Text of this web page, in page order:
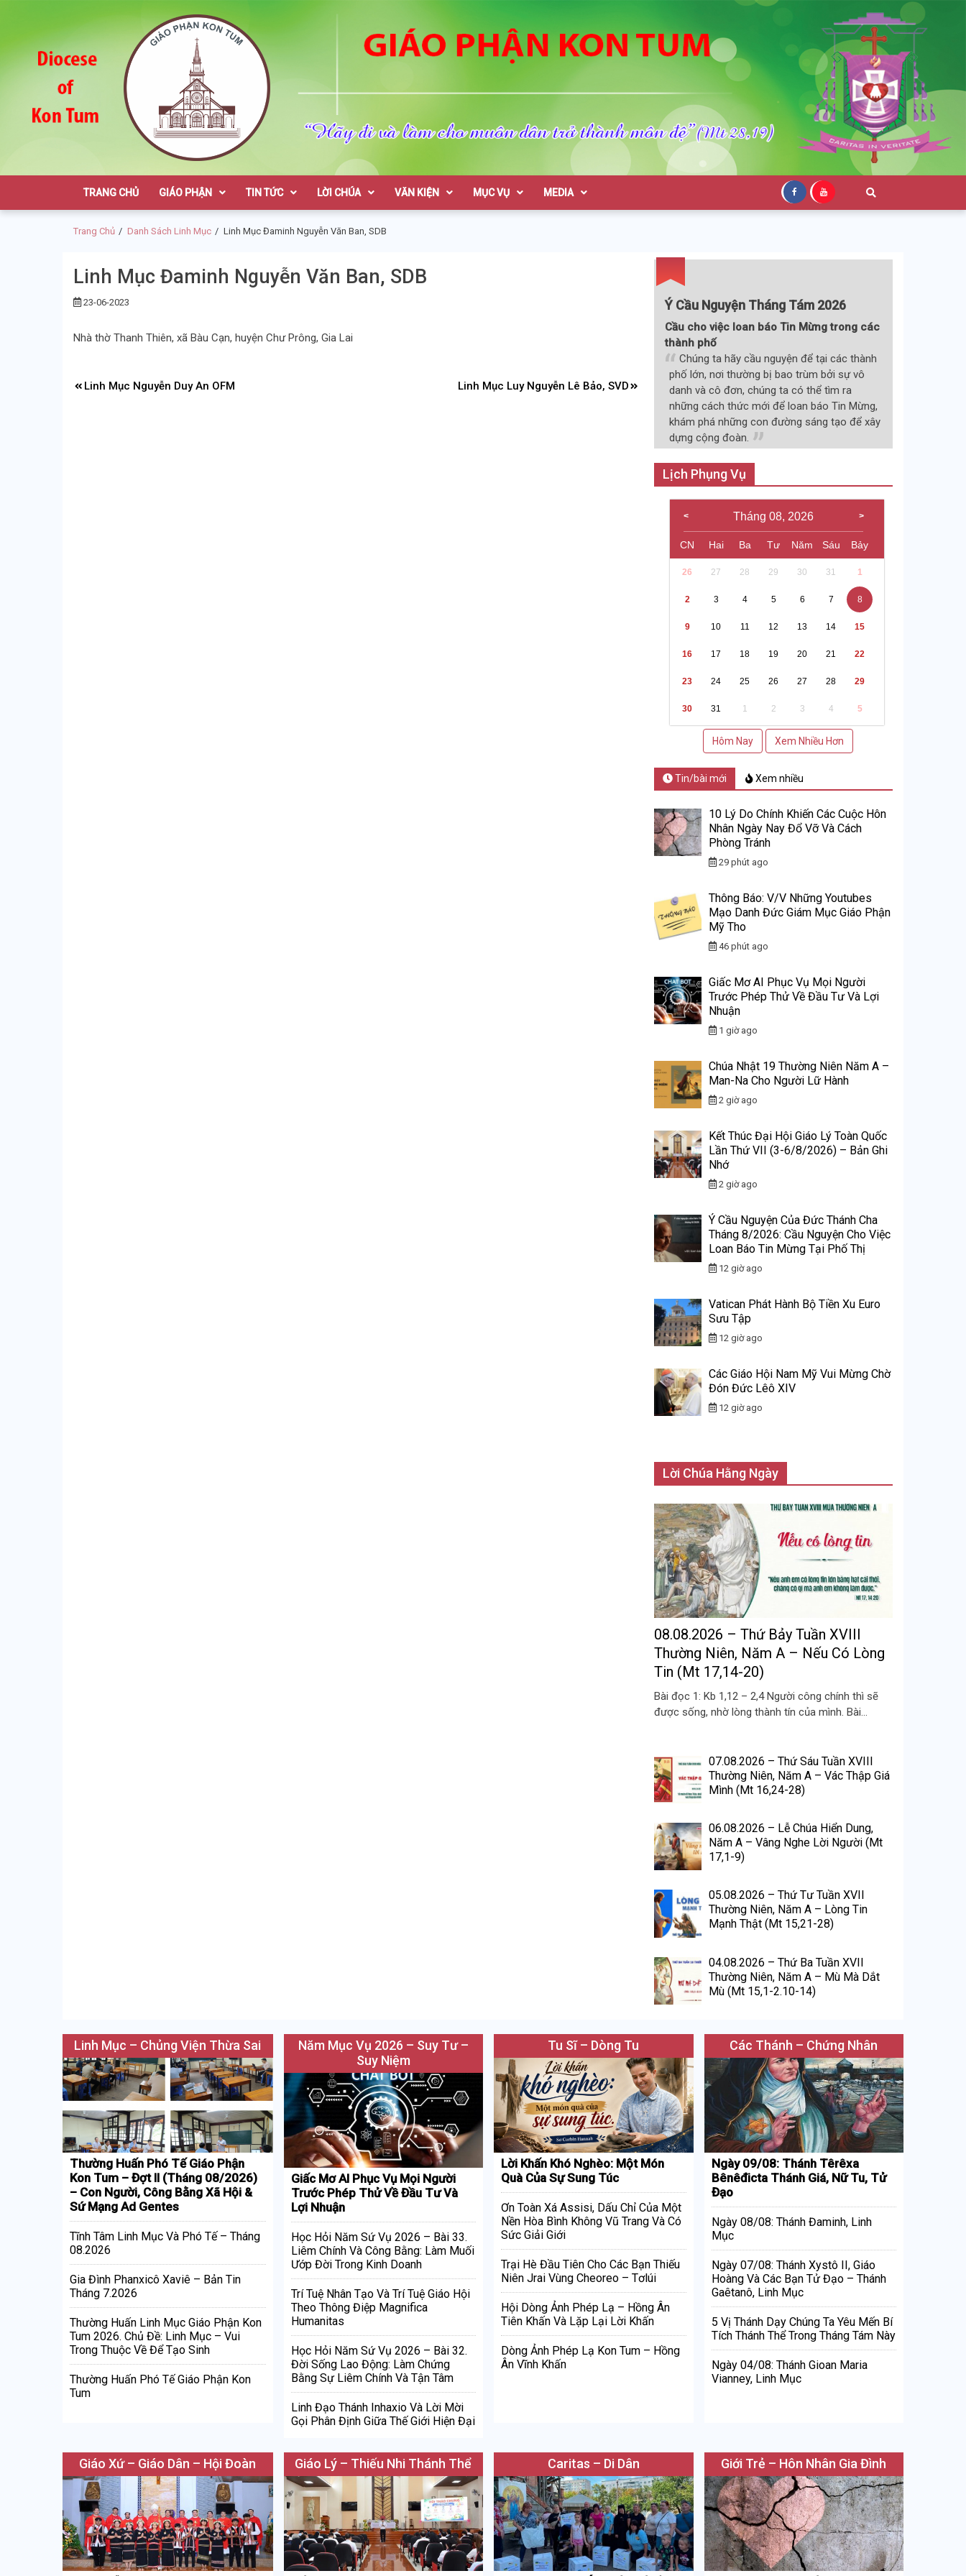
Giáo Phận Kon Tum
TRANG CHỦ GIÁO PHẬN TIN TỨC LỜI CHÚA VĂN KIỆN MỤC VỤ MEDIA
Trang Chủ Danh Sách Linh Mục Linh Mục Đaminh Nguyễn Văn Ban, SDB
Linh Mục Đaminh Nguyễn Văn Ban, SDB
23-06-2023
Nhà thờ Thanh Thiên, xã Bàu Cạn, huyện Chư Prông, Gia Lai
Điều
Linh Mục Nguyễn Duy An OFM Linh Mục Luy Nguyễn Lê Bảo, SVD
Ý Cầu Nguyện Tháng Tám 2026
Cầu cho việc loan báo Tin Mừng trong các
thành phố
Chúng ta hãy cầu nguyện để tại các thành
phố lớn, nơi thường bị bao trùm bởi sự vô
danh và cô đơn, chúng ta có thể tìm ra
những cách thức mới để loan báo Tin Mừng,
khám phá những con đường sáng tạo để xây
dựng cộng đoàn.
Lịch Phụng Vụ
Tháng 08, 2026
CN Hai Ba Tư Năm Sáu Bảy
26 27 28 29 30 31 1
2 3 4 5 6 7 8
9 10 11 12 13 14 15
16 17 18 19 20 21 22
23 24 25 26 27 28 29
30 31 1 2 3 4 5
Hôm Nay Xem Nhiều Hơn
Tin/bài mới Xem nhiều
10 Lý Do Chính Khiến Các Cuộc Hôn
Nhân Ngày Nay Đổ Vỡ Và Cách
Phòng Tránh
29 phút ago
Thông Báo: V/v Những Youtubes
Mạo Danh Đức Giám Mục Giáo Phận
Mỹ Tho
46 phút ago
Giấc Mơ AI Phục Vụ Mọi Người
Trước Phép Thử Về Đầu Tư Và Lợi
Nhuận
1 giờ ago
Chúa Nhật 19 Thường Niên Năm A –
Man-Na Cho Người Lữ Hành
2 giờ ago
Kết Thúc Đại Hội Giáo Lý Toàn Quốc
Lần Thứ VII (3-6/8/2026) – Bản Ghi
Nhớ
2 giờ ago
Ý Cầu Nguyện Của Đức Thánh Cha
Tháng 8/2026: Cầu Nguyện Cho Việc
Loan Báo Tin Mừng Tại Phố Thị
12 giờ ago
Vatican Phát Hành Bộ Tiền Xu Euro
Sưu Tập
12 giờ ago
Các Giáo Hội Nam Mỹ Vui Mừng Chờ
Đón Đức Lêô XIV
12 giờ ago
Lời Chúa Hằng Ngày
08.08.2026 – Thứ Bảy Tuần XVIII
Thường Niên, Năm A – Nếu Có Lòng
Tin (Mt 17,14-20)
Bài đọc 1: Kb 1,12 – 2,4 Người công chính thì sẽ
được sống, nhờ lòng thành tín của mình. Bài...
07.08.2026 – Thứ Sáu Tuần XVIII
Thường Niên, Năm A – Vác Thập Giá
Mình (Mt 16,24-28)
06.08.2026 – Lễ Chúa Hiển Dung,
Năm A – Vâng Nghe Lời Người (Mt
17,1-9)
05.08.2026 – Thứ Tư Tuần XVII
Thường Niên, Năm A – Lòng Tin
Mạnh Thật (Mt 15,21-28)
04.08.2026 – Thứ Ba Tuần XVII
Thường Niên, Năm A – Mù Mà Dắt
Mù (Mt 15,1-2.10-14)
Linh Mục – Chủng Viện Thừa Sai
Thường Huấn Phó Tế Giáo Phận
Kon Tum – Đợt II (Tháng 08/2026)
– Con Người, Công Bằng Xã Hội &
Sứ Mạng Ad Gentes
Tĩnh Tâm Linh Mục Và Phó Tế – Tháng
08.2026
Gia Đình Phanxicô Xaviê – Bản Tin
Tháng 7.2026
Thường Huấn Linh Mục Giáo Phận Kon
Tum 2026. Chủ Đề: Linh Mục – Vui
Trong Thuộc Về Để Tạo Sinh
Thường Huấn Phó Tế Giáo Phận Kon
Tum
Năm Mục Vụ 2026 – Suy Tư –
Suy Niệm
Giấc Mơ AI Phục Vụ Mọi Người
Trước Phép Thử Về Đầu Tư Và
Lợi Nhuận
Học Hỏi Năm Sứ Vụ 2026 – Bài 33.
Liêm Chính Và Công Bằng: Làm Muối
Ướp Đời Trong Kinh Doanh
Trí Tuệ Nhân Tạo Và Trí Tuệ Giáo Hội
Theo Thông Điệp Magnifica
Humanitas
Học Hỏi Năm Sứ Vụ 2026 – Bài 32.
Đời Sống Lao Động: Làm Chứng
Bằng Sự Liêm Chính Và Tận Tâm
Linh Đạo Thánh Inhaxio Và Lời Mời
Gọi Phân Định Giữa Thế Giới Hiện Đại
Tu Sĩ – Dòng Tu
Lời Khấn Khó Nghèo: Một Món
Quà Của Sự Sung Túc
Ơn Toàn Xá Assisi, Dấu Chỉ Của Một
Nền Hòa Bình Không Vũ Trang Và Có
Sức Giải Giới
Trại Hè Đầu Tiên Cho Các Bạn Thiếu
Niên Jrai Vùng Cheoreo – Tơlúi
Hội Dòng Ảnh Phép Lạ – Hồng Ân
Tiên Khấn Và Lặp Lại Lời Khấn
Dòng Ảnh Phép Lạ Kon Tum – Hồng
Ân Vĩnh Khấn
Các Thánh – Chứng Nhân
Ngày 09/08: Thánh Têrêxa
Bênêđicta Thánh Giá, Nữ Tu, Tử
Đạo
Ngày 08/08: Thánh Đaminh, Linh
Mục
Ngày 07/08: Thánh Xystô II, Giáo
Hoàng Và Các Bạn Tử Đạo – Thánh
Gaêtanô, Linh Mục
5 Vị Thánh Dạy Chúng Ta Yêu Mến Bí
Tích Thánh Thể Trong Tháng Tám Này
Ngày 04/08: Thánh Gioan Maria
Vianney, Linh Mục
Giáo Xứ – Giáo Dân – Hội Đoàn Giáo Lý – Thiếu Nhi Thánh Thể Caritas – Di Dân Giới Trẻ – Hôn Nhân Gia Đình